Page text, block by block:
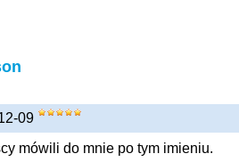
09
mówili do mnie po tym imieniu.